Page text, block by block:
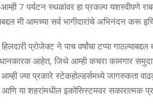
आम्ही 7 पर्यटन स्थळांवर हा प्रकल्प यशस्वीपणे
मी आमच्या सर्व भागीदारांचे अभिनंदन करू
प्रोजेक्ट ने पाच वर्षांचा टप्पा गाठल्याबद्दल
आहेत, जिथे आम्ही कचरा कामगार
ज्या प्रकारे स्टेकहोल्डर्समध्ये जागरुकता
आणि या शहरांमधील इकोसिस्टमवर सकारात्मक